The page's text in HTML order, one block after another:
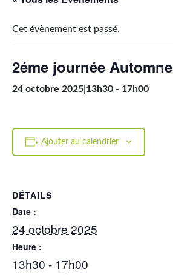
Cet évènement est passé.
2éme journée Automne
24 octobre 2025|13h30 - 17h00
Ajouter au calendrier
DÉTAILS
Date :
24 octobre 2025
Heure :
13h30 - 17h00